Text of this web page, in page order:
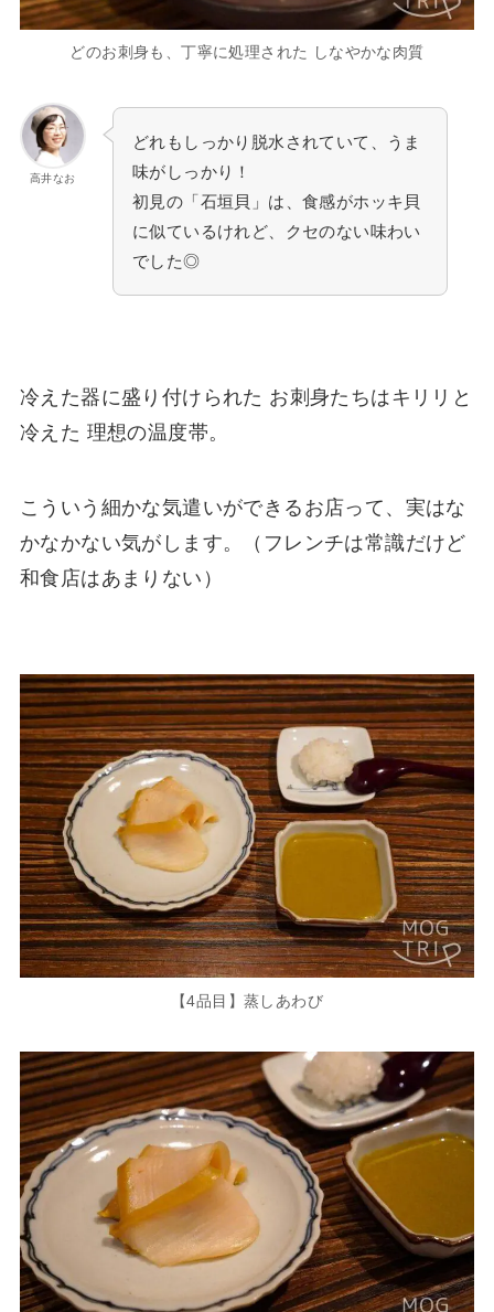
どのお刺身も、丁寧に処理された しなやかな肉質
高井なお
どれもしっかり脱水されていて、うま
味がしっかり！
初見の「石垣貝」は、食感がホッキ貝
に似ているけれど、クセのない味わい
でした◎
冷えた器に盛り付けられた お刺身たちはキリリと
冷えた 理想の温度帯。
こういう細かな気遣いができるお店って、実はな
かなかない気がします。（フレンチは常識だけど
和食店はあまりない）
【4品目】蒸しあわび